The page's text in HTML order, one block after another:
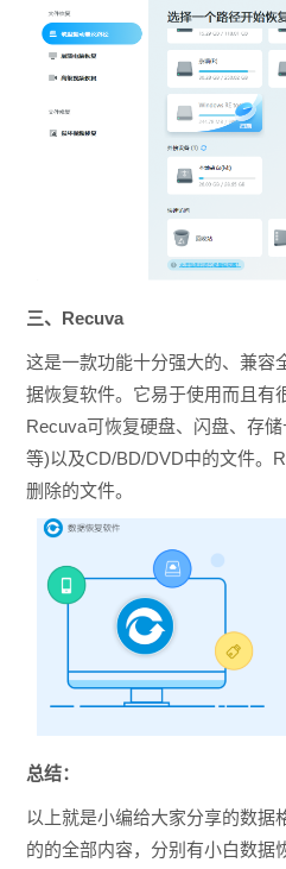
三、Recuva
这是一款功能十分强大的、兼容
据恢复软件。它易于使用而且有
Recuva可恢复硬盘、闪盘、存
等)以及CD/BD/DVD中的文件。
删除的文件。
总结：
以上就是小编给大家分享的数据
的的全部内容，分别有小白数据